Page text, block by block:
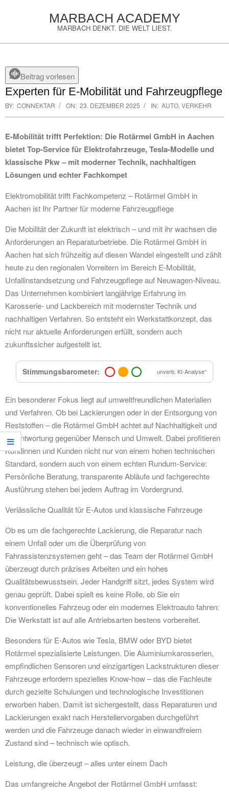
MARBACH ACADEMY
MARBACH DENKT. DIE WELT LIEST.
Menu Beitrag vorlesen
Experten für E-Mobilität und Fahrzeugpflege
BY: CONNEKTAR ON: 23. DEZEMBER 2025 IN: AUTO, VERKEHR
E-Mobilität trifft Perfektion: Die Rotärmel GmbH in Aachen
bietet Top-Service für Elektrofahrzeuge, Tesla-Modelle und
klassische Pkw – mit moderner Technik, nachhaltigen
Lösungen und echter Fachkompet
Elektromobilität trifft Fachkompetenz – Rotärmel GmbH in
Aachen ist Ihr Partner für moderne Fahrzeugpflege
Die Mobilität der Zukunft ist elektrisch – und mit ihr wachsen die
Anforderungen an Reparaturbetriebe. Die Rotärmel GmbH in
Aachen hat sich frühzeitig auf diesen Wandel eingestellt und zählt
heute zu den regionalen Vorreitern im Bereich E-Mobilität,
Unfallinstandsetzung und Fahrzeugpflege auf Neuwagen-Niveau.
Das Unternehmen kombiniert langjährige Erfahrung im
Karosserie- und Lackbereich mit modernster Technik und
nachhaltigen Verfahren. So entsteht ein Werkstattkonzept, das
nicht nur aktuelle Anforderungen erfüllt, sondern auch
zukunftssicher aufgestellt ist.
Stimmungsbarometer: unverb. KI-Analyse*
Ein besonderer Fokus liegt auf umweltfreundlichen Materialien
und Verfahren. Ob bei Lackierungen oder in der Entsorgung von
Reststoffen – die Rotärmel GmbH achtet auf Nachhaltigkeit und
Verantwortung gegenüber Mensch und Umwelt. Dabei profitieren
Kundinnen und Kunden nicht nur von einem hohen technischen
Standard, sondern auch von einem echten Rundum-Service:
Persönliche Beratung, transparente Abläufe und fachgerechte
Ausführung stehen bei jedem Auftrag im Vordergrund.
Verlässliche Qualität für E-Autos und klassische Fahrzeuge
Ob es um die fachgerechte Lackierung, die Reparatur nach
einem Unfall oder um die Überprüfung von
Fahrassistenzsystemen geht – das Team der Rotärmel GmbH
überzeugt durch präzises Arbeiten und ein hohes
Qualitätsbewusstsein. Jeder Handgriff sitzt, jedes System wird
genau geprüft. Dabei spielt es keine Rolle, ob Sie ein
konventionelles Fahrzeug oder ein modernes Elektroauto fahren:
Die Werkstatt ist auf alle Antriebsarten bestens vorbereitet.
Besonders für E-Autos wie Tesla, BMW oder BYD bietet
Rotärmel spezialisierte Leistungen. Die Aluminiumkarosserien,
empfindlichen Sensoren und einzigartigen Lackstrukturen dieser
Fahrzeuge erfordern spezielles Know-how – das die Fachleute
durch gezielte Schulungen und technologische Investitionen
erworben haben. Damit ist sichergestellt, dass Reparaturen und
Lackierungen exakt nach Herstellervorgaben durchgeführt
werden und die Fahrzeuge danach wieder in einwandfreiem
Zustand sind – technisch wie optisch.
Leistung, die überzeugt – alles unter einem Dach
Das umfangreiche Angebot der Rotärmel GmbH umfasst: